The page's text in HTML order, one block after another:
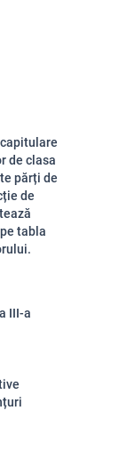
de clasa
părți de
de
tabla
III-a